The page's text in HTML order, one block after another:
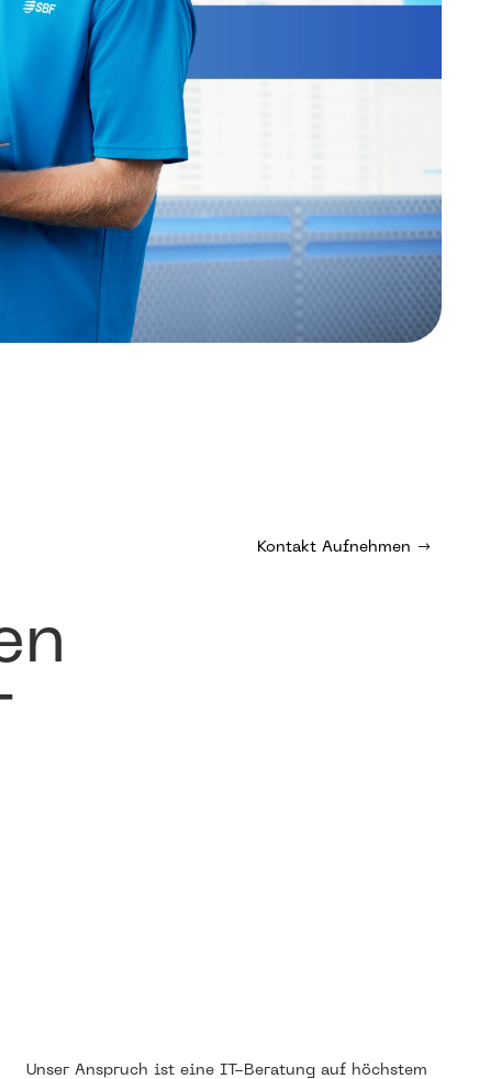
Kontakt Aufnehmen
Unser Anspruch ist eine IT-Beratung auf höchstem